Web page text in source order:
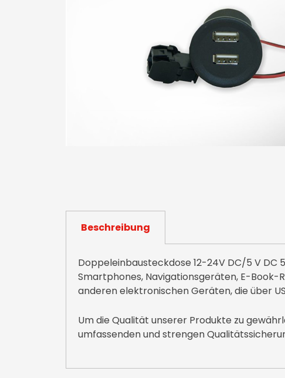
Beschreibung
Doppeleinbausteckdose 12-24V DC/5 V DC
Smartphones, Navigationsgeräten, E-Book-
anderen elektronischen Geräten, die über
Um die Qualität unserer Produkte zu
umfassenden und strengen